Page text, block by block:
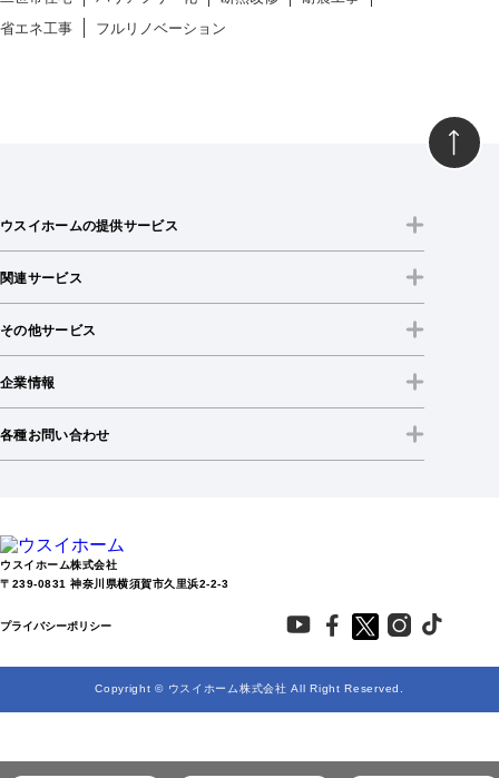
省エネ工事
フルリノベーション
ウスイホームの提供サービス
関連サービス
その他サービス
企業情報
各種お問い合わせ
ウスイホーム株式会社
〒239-0831 神奈川県横須賀市久里浜2-2-3
プライバシーポリシー
Copyright © ウスイホーム株式会社 All Right Reserved.